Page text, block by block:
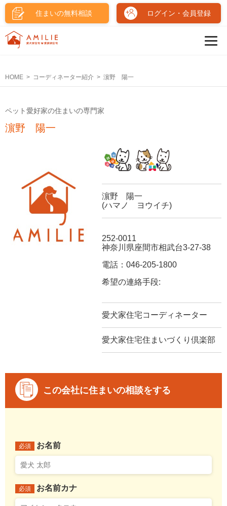
住まいの無料相談 ログイン・会員登録
HOME コーディネーター紹介 濵野 陽一
ペット愛好家の住まいの専門家
濵野 陽一
濵野 陽一
(ハマノ ヨウイチ)
252-0011
神奈川県座間市相武台3-27-38
電話：046-205-1800
希望の連絡手段:
愛犬家住宅コーディネーター
愛犬家住宅住まいづくり倶楽部
この会社に住まいの相談をする
必須 お名前
必須 お名前カナ